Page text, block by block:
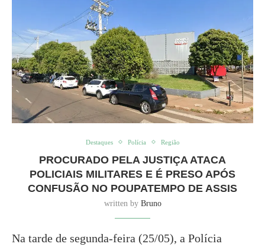
Destaques Polícia Região
PROCURADO PELA JUSTIÇA ATACA
POLICIAIS MILITARES E É PRESO APÓS
CONFUSÃO NO POUPATEMPO DE ASSIS
written by Bruno
Na tarde de segunda-feira (25/05), a Polícia